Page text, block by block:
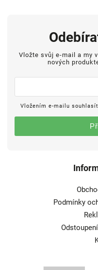
Podmínky
Vložte svůj e-mail a my
nových
Vložením e-mailu